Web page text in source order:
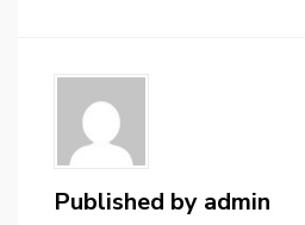
Published by admin